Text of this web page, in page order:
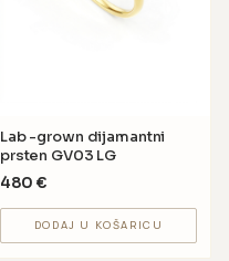
Lab -grown dijamantni
prsten GV03 LG
480 €
DODAJ U KOŠARICU